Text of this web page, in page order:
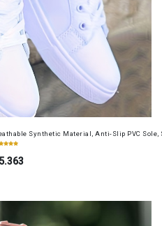
Synthetic Material, Anti-Slip PVC